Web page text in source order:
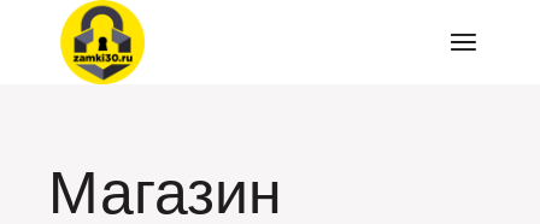
Перейти
содержимому
Магазин